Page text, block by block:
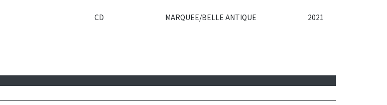
CD MARQUEE/BELLE ANTIQUE 2021